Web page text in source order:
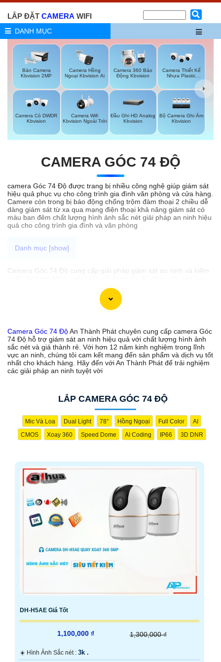
LẮP ĐẶT CAMERA WIFI
DANH MỤC
Bán Camera
Kbvision 2MP
Camera Hồng
Ngoại Kbvision Ai
Camera 360 Báo
Động Kbvision
Camera Thiết Kế
Nhựa Plastic
Camera Có DWDR
Kbvision
Camera Wifi
Kbvision Ngoài Trời
Đầu Ghi HD Analog
Kbvision
Bộ Camera Ghi Âm
Kbvision
CAMERA GÓC 74 ĐỘ
camera Góc 74 Độ được trang bị nhiều công nghệ giúp giám sát
hiệu quả phục vụ cho công trình gia đình văn phòng và cửa hàng.
Camere còn trong bị báo động chống trộm đàm thoại 2 chiều dễ
dàng giám sát từ xa qua mạng điện thoại khả năng giám sát có
màu ban đêm chất lượng hình ảnh sắc nét giải pháp an ninh hiệu
quả cho công trình gia đình và văn phòng
Camera Góc 74 Độ cung cấp giải pháp giám sát an ninh và kiểm
đến chất lượng 4K, các chi tiết được thể hiện rõ ràng qua các
thiết bị màn hình thông minh như điện thoại, máy tính. Dưới đây
là một số lựa chọn camera Góc 74 Độ phù hợp mà An Thành
'
Camera Góc 74 ĐộAn Thành Phát chuyên cung cấp camera Góc
74 Độ hỗ trợ giám sát an ninh hiệu quả với chất lượng hình ảnh
sắc nét và giá thành rẻ. Với hơn 12 năm kinh nghiệm trong lĩnh
vực an ninh, chúng tôi cam kết mang đến sản phẩm và dịch vụ tốt
nhất cho khách hàng. Hãy đến với An Thành Phát để trải nghiệm
các giải pháp an ninh tuyệt vời
LẮP CAMERA GÓC 74 ĐỘ
Mic Và Loa Dual Light 78° Hồng Ngoại Full Color
AI
CMOS
Xoay 360 Speed Dome AI Coding IP66 3D DNR
DH-H5AE Giá Tốt
1,100,000 ₫ 1,300,000 ₫
☀️ Hình Ảnh Sắc nét : 3k .